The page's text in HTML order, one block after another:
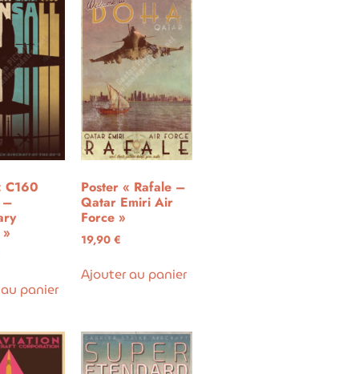
C160
–
panier
Poster « Rafale –
Qatar Emiri Air
Force »
19,90 €
Ajouter au panier